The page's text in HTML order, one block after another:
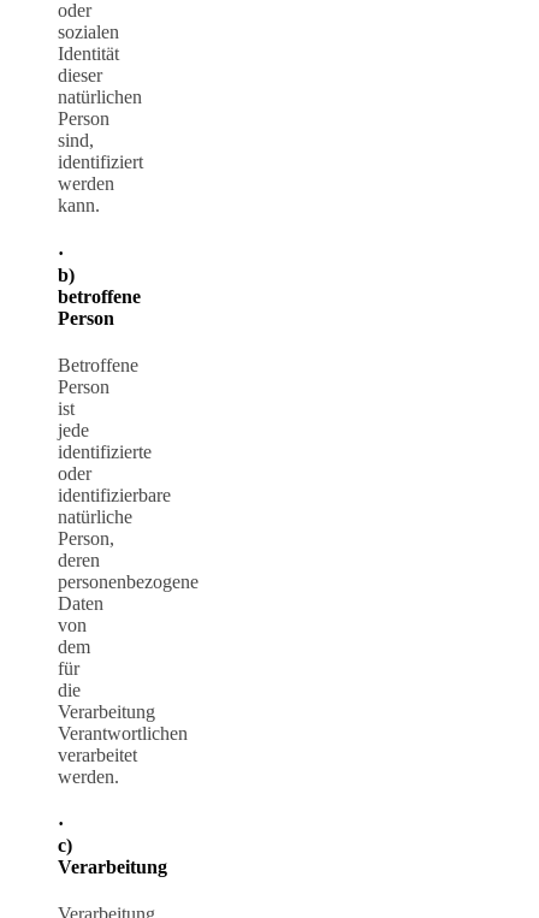
oder
sozialen
Identität
dieser
natürlichen
Person
sind,
identifiziert
werden
kann.
·
b)
betroffene
Person
Betroffene
Person
ist
jede
identifizierte
oder
identifizierbare
natürliche
Person,
deren
personenbezogene
Daten
von
dem
für
die
Verarbeitung
Verantwortlichen
verarbeitet
werden.
·
c)
Verarbeitung